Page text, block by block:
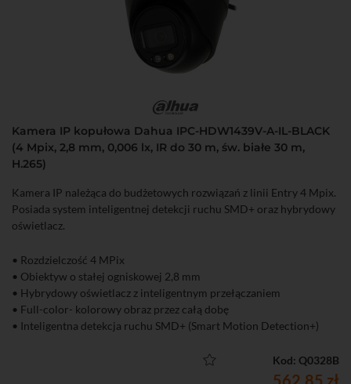
Kamera IP kopułowa Dahua IPC-HDW1439V-A-IL-BLACK
(4 Mpix, 2,8 mm, 0,006 lx, IR do 30 m, św. białe 30 m,
H.265)
Kamera IP należąca do budżetowych rozwiązań z linii Entry 4 Mpix.
Posiada system inteligentnej detekcji ruchu SMD+ oraz hybrydowy
oświetlacz.
• Rozdzielczość 4 MPix
• Obiektyw o stałej ogniskowej 2,8 mm
• Hybrydowy oświetlacz z inteligentnym przełączaniem
• Full-color- kolorowy obraz przez całą dobę
• Inteligentna detekcja ruchu SMD+ (Smart Motion Detection+)
• Funkcje obrazu: WDR 120 dB, 3D-DNR, ROI, BLC, HLCKod: Q0328B
562,85 zł